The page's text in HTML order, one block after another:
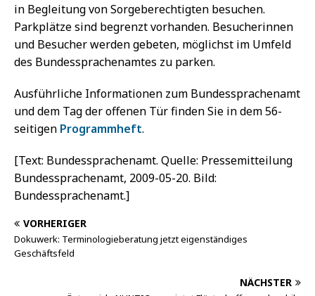
in Begleitung von Sorgeberechtigten besuchen.
Parkplätze sind begrenzt vorhanden. Besucherinnen
und Besucher werden gebeten, möglichst im Umfeld
des Bundessprachenamtes zu parken.
Ausführliche Informationen zum Bundessprachenamt
und dem Tag der offenen Tür finden Sie in dem 56-
seitigen Programmheft.
[Text: Bundessprachenamt. Quelle: Pressemitteilung
Bundessprachenamt, 2009-05-20. Bild:
Bundessprachenamt.]
VORHERIGER
Dokuwerk: Terminologieberatung jetzt eigenständiges
Geschäftsfeld
NÄCHSTER